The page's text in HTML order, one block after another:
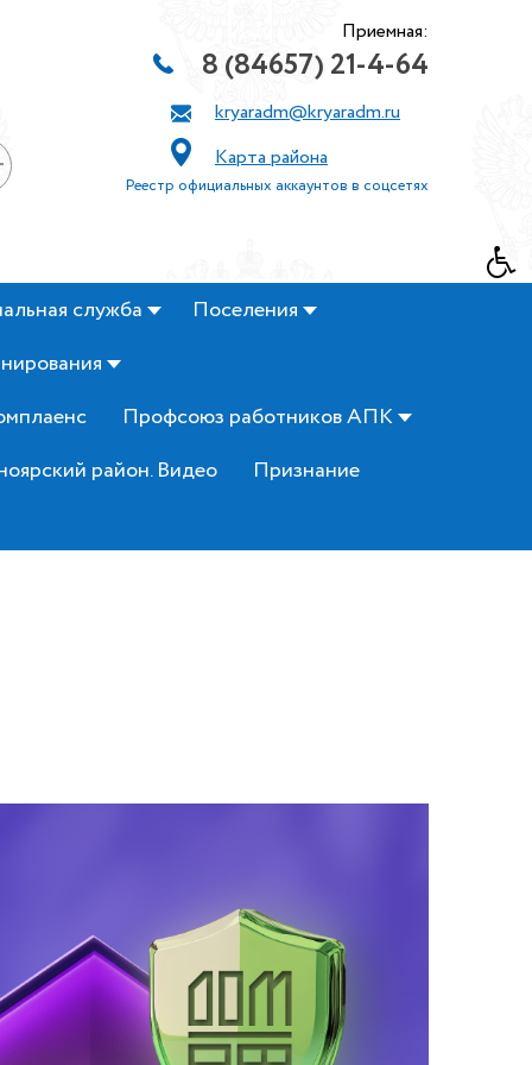
Приемная:
8 (84657) 21-4-64
kryaradm@kryaradm.ru
Карта района
Реестр официальных аккаунтов в соцсетях
служба
Поселения
Профсоюз работников АПК
район. Видео
Признание